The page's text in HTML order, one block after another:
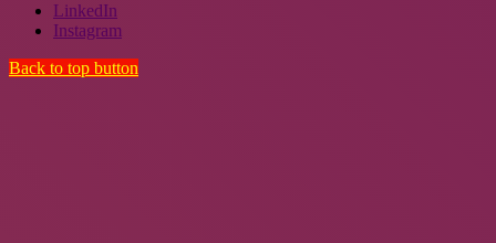
LinkedIn
Instagram
Back to top button